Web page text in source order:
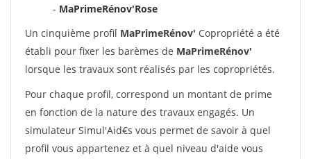
- MaPrimeRénov'Rose
Un cinquième profil MaPrimeRénov' Copropriété a été
établi pour fixer les barèmes de MaPrimeRénov'
lorsque les travaux sont réalisés par les copropriétés.
Pour chaque profil, correspond un montant de prime
en fonction de la nature des travaux engagés. Un
simulateur Simul'Aid€s vous permet de savoir à quel
profil vous appartenez et à quel niveau d'aide vous